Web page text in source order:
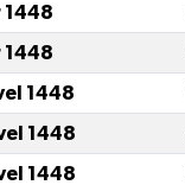
1448
1448
1448
1448
1448